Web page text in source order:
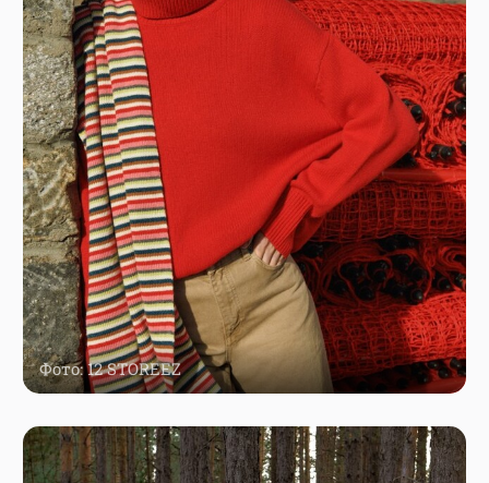
Фото: 12 STOREEZ